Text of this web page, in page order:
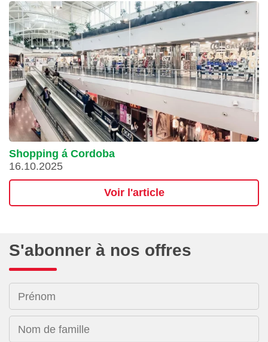
Shopping á Cordoba
16.10.2025
Voir l'article
S'abonner à nos offres
Prénom
Nom de famille